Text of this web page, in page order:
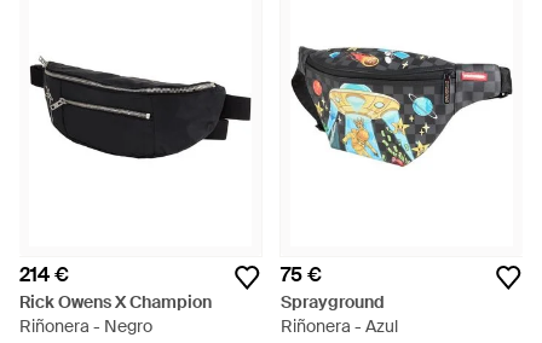
214 €
Rick Owens X Champion
Riñonera - Negro
75 €
Sprayground
Riñonera - Azul